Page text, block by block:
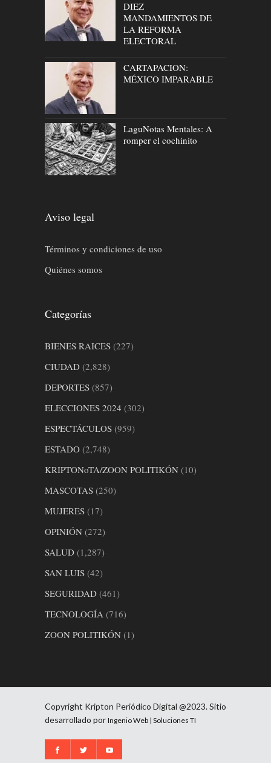
DIEZ
MANDAMIENTOS DE
LA REFORMA
ELECTORAL
CARTAPACION:
MÉXICO IMPARABLE
LaguNotas Mentales: A
romper el cochinito
Aviso legal
Términos y condiciones de uso
Quiénes somos
Categorías
BIENES RAICES (227)
CIUDAD (2,828)
DEPORTES (857)
ELECCIONES 2024 (302)
ESPECTÁCULOS (959)
ESTADO (2,748)
KRIPTONoTA/ZOON POLITIKÓN (10)
MASCOTAS (250)
MUJERES (17)
OPINIÓN (272)
SALUD (1,287)
SAN LUIS (42)
SEGURIDAD (461)
TECNOLOGÍA (716)
ZOON POLITIKÓN (1)
Copyright Kripton Periódico Digital @2023. Sitio
desarrollado por Ingenio Web | Soluciones TI